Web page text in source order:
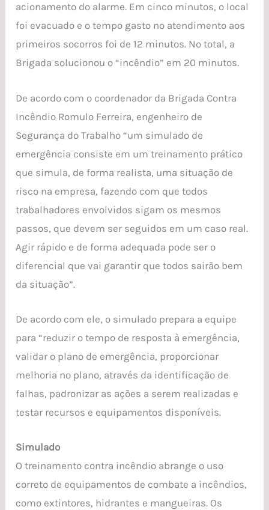
acionamento do alarme. Em cinco minutos, o local
foi evacuado e o tempo gasto no atendimento aos
primeiros socorros foi de 12 minutos. No total, a
Brigada solucionou o “incêndio” em 20 minutos.
De acordo com o coordenador da Brigada Contra
Incêndio Romulo Ferreira, engenheiro de
Segurança do Trabalho “um simulado de
emergência consiste em um treinamento prático
que simula, de forma realista, uma situação de
risco na empresa, fazendo com que todos
trabalhadores envolvidos sigam os mesmos
passos, que devem ser seguidos em um caso real.
Agir rápido e de forma adequada pode ser o
diferencial que vai garantir que todos sairão bem
da situação”.
De acordo com ele, o simulado prepara a equipe
para “reduzir o tempo de resposta à emergência,
validar o plano de emergência, proporcionar
melhoria no plano, através da identificação de
falhas, padronizar as ações a serem realizadas e
testar recursos e equipamentos disponíveis.
Simulado
O treinamento contra incêndio abrange o uso
correto de equipamentos de combate a incêndios,
como extintores, hidrantes e mangueiras. Os